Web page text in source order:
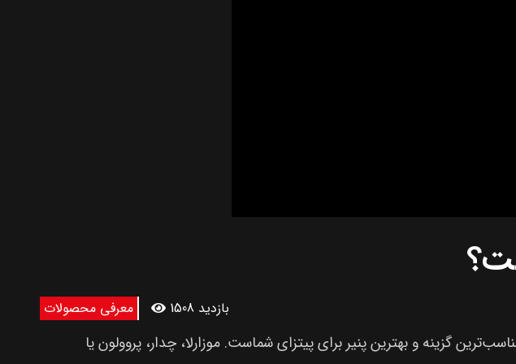
معرفی محصولات 1508 بازدید
گزینه و بهترین پنیر برای پیتزای شماست. موزارلا، چدار، پروولون یا